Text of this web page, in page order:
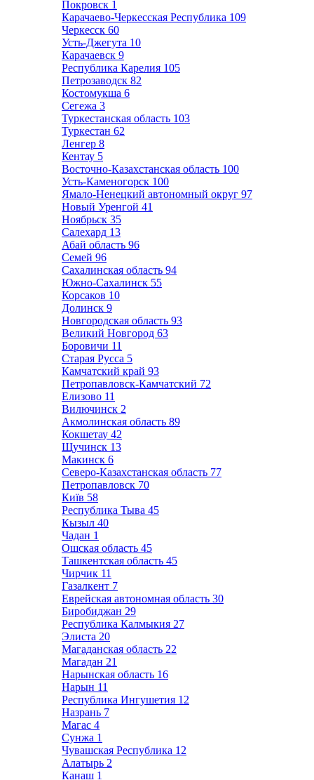
Покровск 1
Карачаево-Черкесская Республика 109
Черкесск 60
Усть-Джегута 10
Карачаевск 9
Республика Карелия 105
Петрозаводск 82
Костомукша 6
Сегежа 3
Туркестанская область 103
Туркестан 62
Ленгер 8
Кентау 5
Восточно-Казахстанская область 100
Усть-Каменогорск 100
Ямало-Ненецкий автономный округ 97
Новый Уренгой 41
Ноябрьск 35
Салехард 13
Абай область 96
Семей 96
Сахалинская область 94
Южно-Сахалинск 55
Корсаков 10
Долинск 9
Новгородская область 93
Великий Новгород 63
Боровичи 11
Старая Русса 5
Камчатский край 93
Петропавловск-Камчатский 72
Елизово 11
Вилючинск 2
Акмолинская область 89
Кокшетау 42
Щучинск 13
Макинск 6
Северо-Казахстанская область 77
Петропавловск 70
Київ 58
Республика Тыва 45
Кызыл 40
Чадан 1
Ошская область 45
Ташкентская область 45
Чирчик 11
Газалкент 7
Еврейская автономная область 30
Биробиджан 29
Республика Калмыкия 27
Элиста 20
Магаданская область 22
Магадан 21
Нарынская область 16
Нарын 11
Республика Ингушетия 12
Назрань 7
Магас 4
Сунжа 1
Чувашская Республика 12
Алатырь 2
Канаш 1